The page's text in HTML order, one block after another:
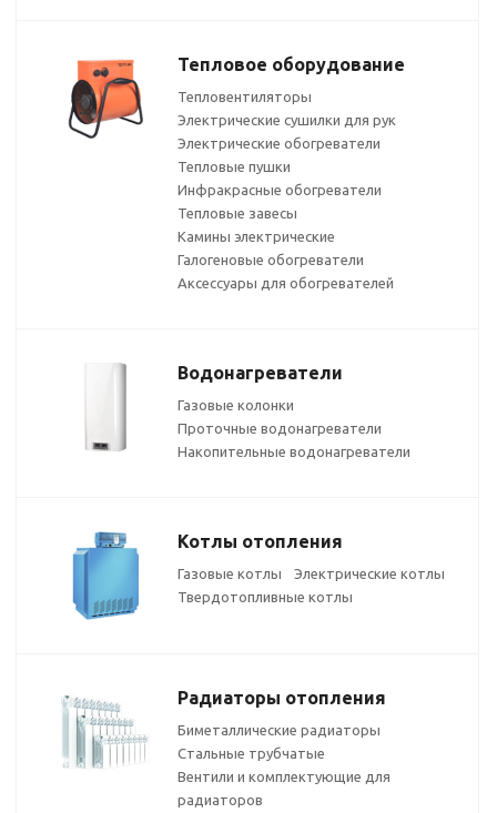
Тепловое оборудование
Тепловентиляторы
Электрические сушилки для рук
Электрические обогреватели
Тепловые пушки
Инфракрасные обогреватели
Тепловые завесы
Камины электрические
Галогеновые обогреватели
Аксессуары для обогревателей
Водонагреватели
Газовые колонки
Проточные водонагреватели
Накопительные водонагреватели
Котлы отопления
Газовые котлы
Электрические котлы
Твердотопливные котлы
Радиаторы отопления
Биметаллические радиаторы
Стальные трубчатые
Вентили и комплектующие для
радиаторов